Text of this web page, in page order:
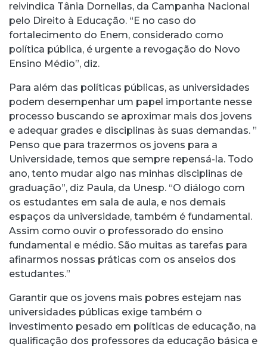
reivindica Tânia Dornellas, da Campanha Nacional
pelo Direito à Educação. “E no caso do
fortalecimento do Enem, considerado como
política pública, é urgente a revogação do Novo
Ensino Médio”, diz.
Para além das políticas públicas, as universidades
podem desempenhar um papel importante nesse
processo buscando se aproximar mais dos jovens
e adequar grades e disciplinas às suas demandas. ”
Penso que para trazermos os jovens para a
Universidade, temos que sempre repensá-la. Todo
ano, tento mudar algo nas minhas disciplinas de
graduação”, diz Paula, da Unesp. “O diálogo com
os estudantes em sala de aula, e nos demais
espaços da universidade, também é fundamental.
Assim como ouvir o professorado do ensino
fundamental e médio. São muitas as tarefas para
afinarmos nossas práticas com os anseios dos
estudantes.”
Garantir que os jovens mais pobres estejam nas
universidades públicas exige também o
investimento pesado em políticas de educação, na
qualificação dos professores da educação básica e